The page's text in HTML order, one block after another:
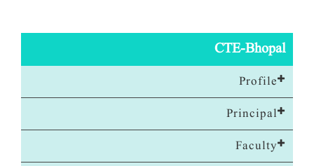
CTE-Bhopal
Profile
Principal
Faculty